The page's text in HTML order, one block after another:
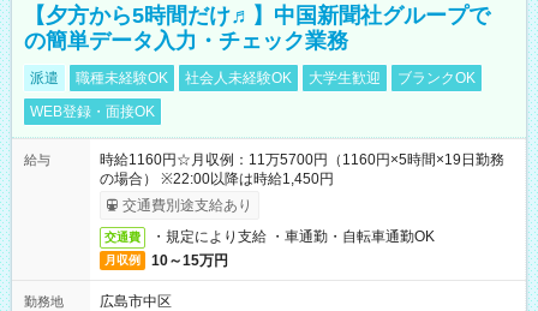
【夕方から5時間だけ♬】中国新聞社グループで
の簡単データ入力・チェック業務
派遣 職種未経験OK 社会人未経験OK 大学生歓迎
ブランクOK
WEB登録・面接OK
給与
時給1160円☆月収例：11万5700円（1160円×5時間×19日勤務
の場合） ※22:00以降は時給1,450円
交通費別途支給あり
交通費 ・規定により支給 ・車通勤・自転車通勤OK
月収例 10～15万円
勤務地
広島市中区